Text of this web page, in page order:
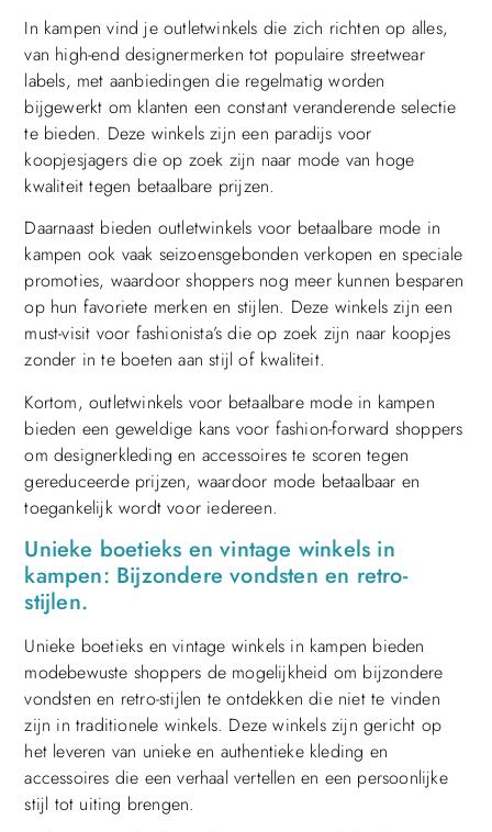
In kampen vind je outletwinkels die zich richten op alles,
van high-end designermerken tot populaire streetwear
labels, met aanbiedingen die regelmatig worden
bijgewerkt om klanten een constant veranderende selectie
te bieden. Deze winkels zijn een paradijs voor
koopjesjagers die op zoek zijn naar mode van hoge
kwaliteit tegen betaalbare prijzen.
Daarnaast bieden outletwinkels voor betaalbare mode in
kampen ook vaak seizoensgebonden verkopen en speciale
promoties, waardoor shoppers nog meer kunnen besparen
op hun favoriete merken en stijlen. Deze winkels zijn een
must-visit voor fashionista’s die op zoek zijn naar koopjes
zonder in te boeten aan stijl of kwaliteit.
Kortom, outletwinkels voor betaalbare mode in kampen
bieden een geweldige kans voor fashion-forward shoppers
om designerkleding en accessoires te scoren tegen
gereduceerde prijzen, waardoor mode betaalbaar en
toegankelijk wordt voor iedereen.
Unieke boetieks en vintage winkels in
kampen: Bijzondere vondsten en retro-
stijlen.
Unieke boetieks en vintage winkels in kampen bieden
modebewuste shoppers de mogelijkheid om bijzondere
vondsten en retro-stijlen te ontdekken die niet te vinden
zijn in traditionele winkels. Deze winkels zijn gericht op
het leveren van unieke en authentieke kleding en
accessoires die een verhaal vertellen en een persoonlijke
stijl tot uiting brengen.